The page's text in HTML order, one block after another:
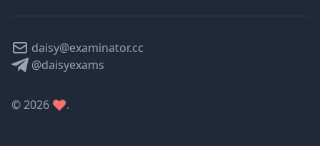
daisy@examinator.cc
@daisyexams
©2026 .